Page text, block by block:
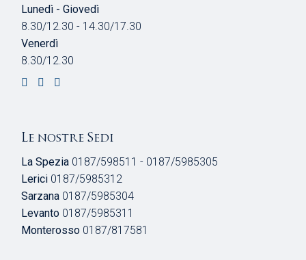
Lunedì - Giovedì
8.30/12.30 - 14.30/17.30
Venerdì
8.30/12.30
Le nostre Sedi
La Spezia 0187/598511 - 0187/5985305
Lerici 0187/5985312
Sarzana 0187/5985304
Levanto 0187/5985311
Monterosso 0187/817581